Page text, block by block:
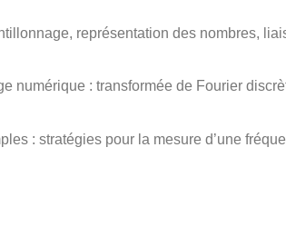
représentation des nombres,
numérique : transformée de Fourier
: stratégies pour la mesure d’une